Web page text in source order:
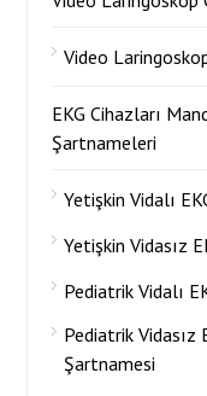
Video
EKG Cihazları
Şartnameleri
Yetişkin Vidalı
Yetişkin Vidasız
Pediatrik Vidalı
Pediatrik Vidasız
Şartnamesi